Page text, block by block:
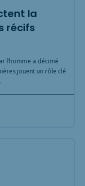
la
récifs
l’homme a décimé
jouent un rôle clé